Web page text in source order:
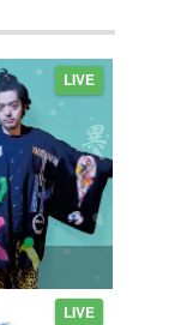
LIVE
LIVE